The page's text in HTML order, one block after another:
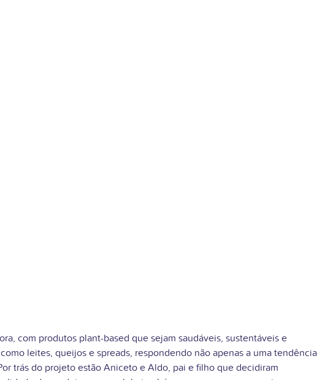
com produtos plant-based que sejam saudáveis, sustentáveis e
leites, queijos e spreads, respondendo não apenas a uma tendência
trás do projeto estão Aniceto e Aldo, pai e filho que decidiram